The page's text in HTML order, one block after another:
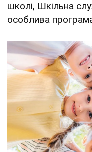
школі, Шкільна
особлива